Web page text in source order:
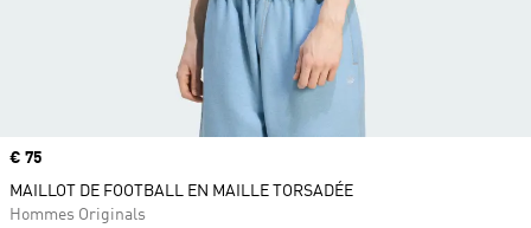
Prix
€ 75
MAILLOT DE FOOTBALL EN MAILLE TORSADÉE
Hommes Originals